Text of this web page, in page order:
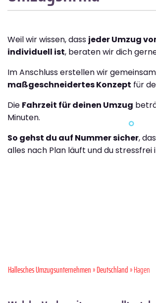
Weil wir wissen, dass jeder Umzug
individuell ist, beraten wir dich
Im Anschluss erstellen wir
maßgeschneidertes Konzept für
Die Fahrzeit für deinen Umzug
Minuten.
So gehst du auf Nummer sicher,
alles nach Plan läuft und du stressfrei
Hallesches Umzugsunternehmen»Deutschland» Hagen